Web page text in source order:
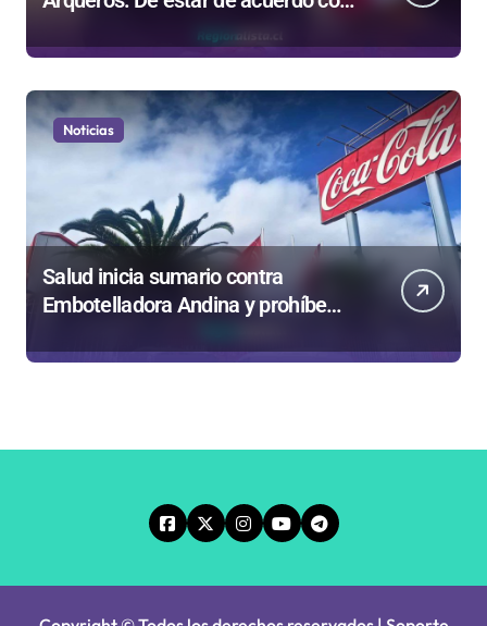
privatizar Codelco a defender una
empresa 100% estatal
Noticias
Salud inicia sumario contra
Embotelladora Andina y prohíbe
laborales